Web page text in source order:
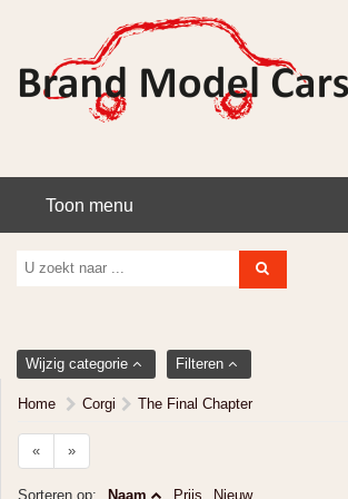
Toon menu
Wijzig categorie Filteren
Home Corgi The Final Chapter
« »
Sorteren op: Naam Prijs Nieuw